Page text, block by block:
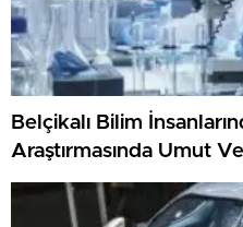
Belçikalı Bilim
Araştırmasında Umut